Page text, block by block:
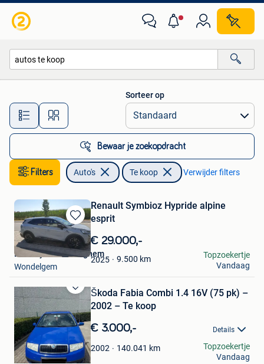
Alle afstanden…
Sorteer op
Bewaar je zoekopdracht
Filters Auto's Te koop Verwijder filters
Bewaren
in
Mijn
Favorieten
Renault Symbioz Hypride alpine
esprit
€ 29.000,-
2025 9.500 km
Lindsay Vanrenterghem
Wondelgem
Topzoekertje
Vandaag
Bewaren
Mijn
Favorieten
Škoda Fabia Combi 1.4 16V (75 pk) –
2002 – Te koop
€ 3.000,- Details
2002 140.041 km
Patrick
Aalst
Topzoekertje
Vandaag